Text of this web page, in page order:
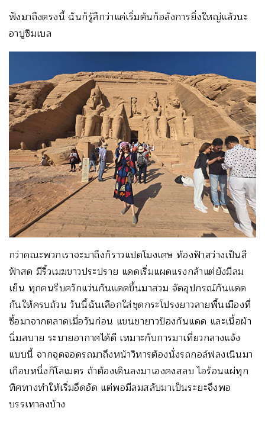
ฟังมาถึงตรงนี้ ฉันก็รู้สึกว่าแค่เริ่มต้นก็อลังการยิ่งใหญ่แล้วนะ
อาบูซิมเบล
กว่าคณะพวกเราจะมาถึงก็ราวแปดโมงเศษ ท้องฟ้าสว่างเป็นสี
ฟ้าสด มีริ้วเมฆขาวประปราย แดดเริ่มแผดแรงกล้าแต่ยังมีลม
เย็น ทุกคนรีบควักแว่นกันแดดขึ้นมาสวม จัดอุปกรณ์กันแดด
กันให้ครบถ้วน วันนี้ฉันเลือกใส่ชุดกระโปรงยาวลายพื้นเมืองที่
ซื้อมาจากตลาดเมื่อวันก่อน แขนขายาวป้องกันแดด และเนื้อผ้า
นิ่มสบาย ระบายอากาศได้ดี เหมาะกับการมาเที่ยวกลางแจ้ง
แบบนี้ จากจุดจอดรถมาถึงหน้าวิหารต้องนั่งรถกอล์ฟลงเนินมา
เกือบหนึ่งกิโลเมตร ถ้าต้องเดินลงมาเองคงสลบ ไอร้อนแผ่ทุก
ทิศทางทำให้เริ่มอึดอัด แต่พอมีลมสลับมาเป็นระยะจึงพอ
บรรเทาลงบ้าง